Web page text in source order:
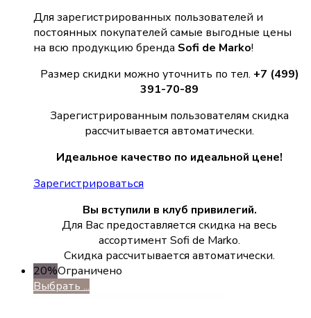
Для зарегистрированных пользователей и
постоянных покупателей самые выгодные цены
на всю продукцию бренда Sofi de Marko!
Размер скидки можно уточнить по тел. +7 (499)
391-70-89
Зарегистрированным пользователям скидка
рассчитывается автоматически.
Идеальное качество по идеальной цене!
Зарегистрироваться
Вы вступили в клуб привилегий.
Для Вас предоставляется скидка на весь
ассортимент Sofi de Marko.
Скидка рассчитывается автоматически.
20%Ограничено
Выбрать ...